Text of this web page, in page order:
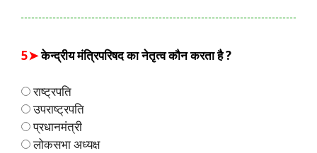
5➤केन्द्रीय मंत्रिपरिषद का नेतृत्व कौन करता है ?
राष्ट्रपति
उपराष्ट्रपति
प्रधानमंत्री
लोकसभा अध्यक्ष